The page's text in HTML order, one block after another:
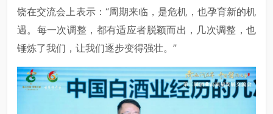
饶在交流会上表示：“周期来临，是危机，也孕育新的机
遇。每一次调整，都有适应者脱颖而出，几次调整，也
锤炼了我们，让我们逐步变得强壮。”